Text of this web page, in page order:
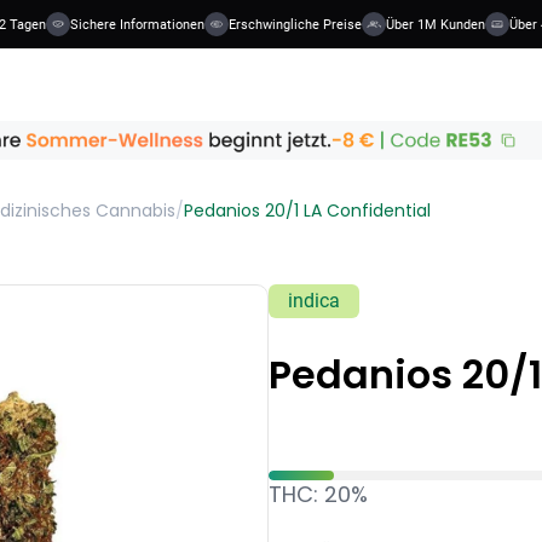
Sichere Informationen Erschwingliche Preise Über 1M Kunden Über
Cannabis/Pedanios 20/1 LA Confidential
indica
Pedanios 20/
THC: 20%